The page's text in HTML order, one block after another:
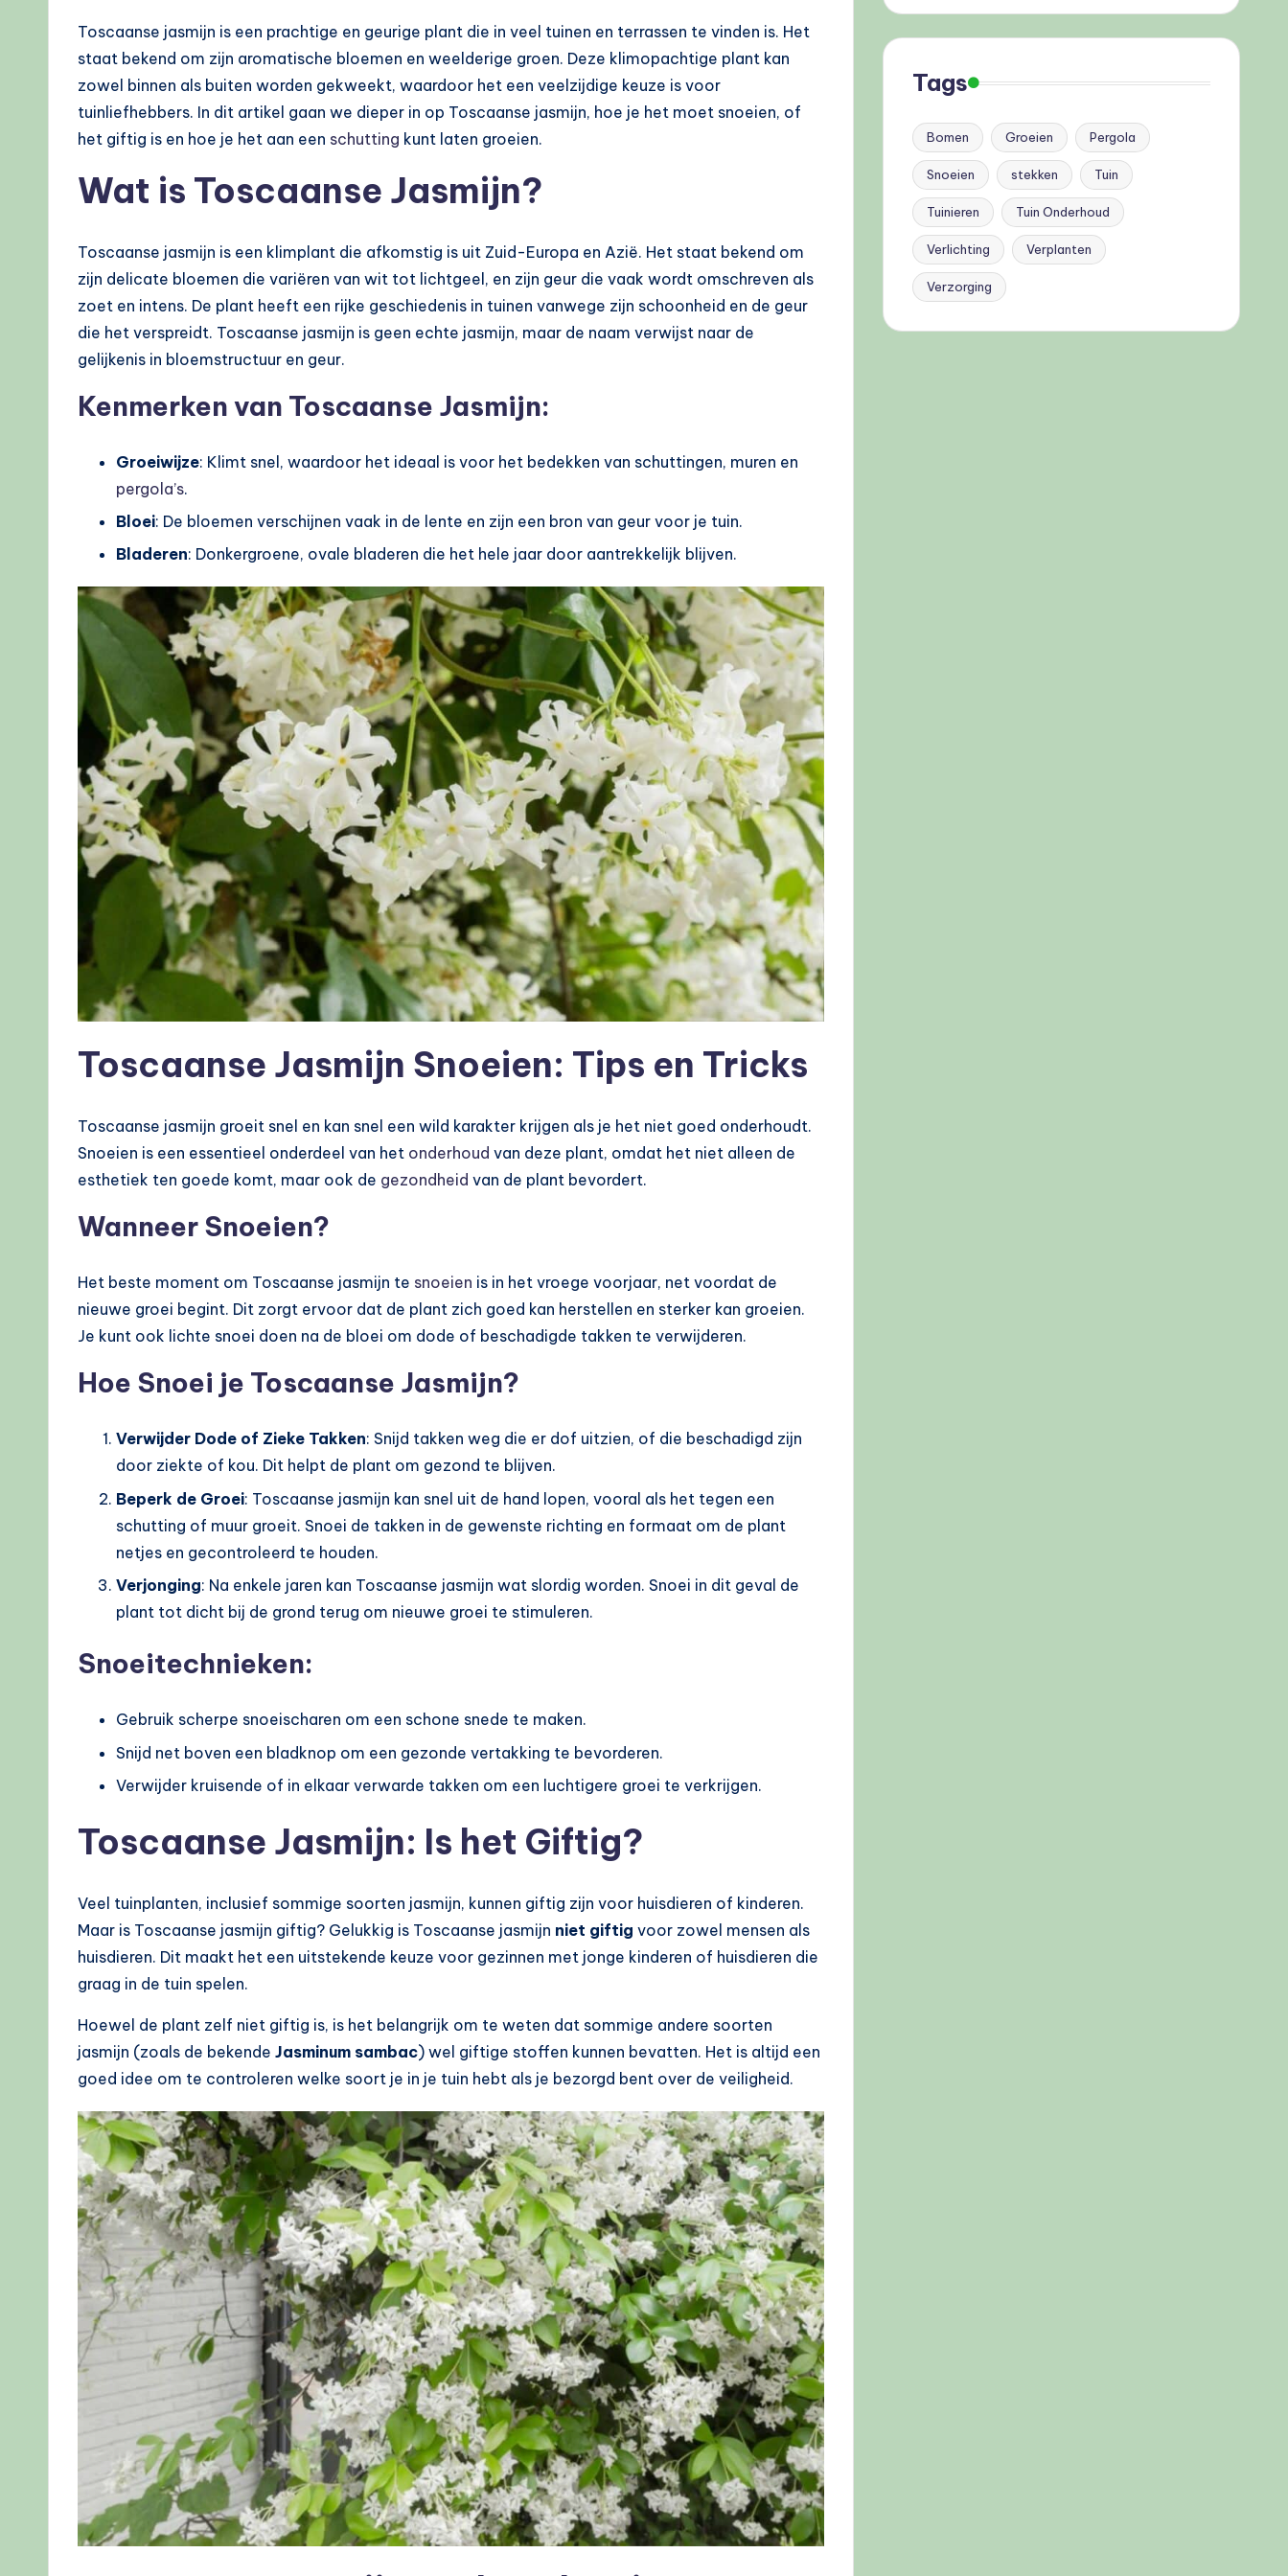
Toscaanse jasmijn is een prachtige en geurige plant die in veel tuinen en terrassen te vinden is. Het
staat bekend om zijn aromatische bloemen en weelderige groen. Deze klimopachtige plant kan
zowel binnen als buiten worden gekweekt, waardoor het een veelzijdige keuze is voor
tuinliefhebbers. In dit artikel gaan we dieper in op Toscaanse jasmijn, hoe je het moet snoeien, of
het giftig is en hoe je het aan een schutting kunt laten groeien.
Wat is Toscaanse Jasmijn?
Toscaanse jasmijn is een klimplant die afkomstig is uit Zuid-Europa en Azië. Het staat bekend om
zijn delicate bloemen die variëren van wit tot lichtgeel, en zijn geur die vaak wordt omschreven als
zoet en intens. De plant heeft een rijke geschiedenis in tuinen vanwege zijn schoonheid en de geur
die het verspreidt. Toscaanse jasmijn is geen echte jasmijn, maar de naam verwijst naar de
gelijkenis in bloemstructuur en geur.
Kenmerken van Toscaanse Jasmijn:
Groeiwijze: Klimt snel, waardoor het ideaal is voor het bedekken van schuttingen, muren en
pergola’s.
Bloei: De bloemen verschijnen vaak in de lente en zijn een bron van geur voor je tuin.
Bladeren: Donkergroene, ovale bladeren die het hele jaar door aantrekkelijk blijven.
Toscaanse Jasmijn Snoeien: Tips en Tricks
Toscaanse jasmijn groeit snel en kan snel een wild karakter krijgen als je het niet goed onderhoudt.
Snoeien is een essentieel onderdeel van het onderhoud van deze plant, omdat het niet alleen de
esthetiek ten goede komt, maar ook de gezondheid van de plant bevordert.
Wanneer Snoeien?
Het beste moment om Toscaanse jasmijn te snoeien is in het vroege voorjaar, net voordat de
nieuwe groei begint. Dit zorgt ervoor dat de plant zich goed kan herstellen en sterker kan groeien.
Je kunt ook lichte snoei doen na de bloei om dode of beschadigde takken te verwijderen.
Hoe Snoei je Toscaanse Jasmijn?
Verwijder Dode of Zieke Takken: Snijd takken weg die er dof uitzien, of die beschadigd zijn
door ziekte of kou. Dit helpt de plant om gezond te blijven.
Beperk de Groei: Toscaanse jasmijn kan snel uit de hand lopen, vooral als het tegen een
schutting of muur groeit. Snoei de takken in de gewenste richting en formaat om de plant
netjes en gecontroleerd te houden.
Verjonging: Na enkele jaren kan Toscaanse jasmijn wat slordig worden. Snoei in dit geval de
plant tot dicht bij de grond terug om nieuwe groei te stimuleren.
Snoeitechnieken:
Gebruik scherpe snoeischaren om een schone snede te maken.
Snijd net boven een bladknop om een gezonde vertakking te bevorderen.
Verwijder kruisende of in elkaar verwarde takken om een luchtigere groei te verkrijgen.
Toscaanse Jasmijn: Is het Giftig?
Veel tuinplanten, inclusief sommige soorten jasmijn, kunnen giftig zijn voor huisdieren of kinderen.
Maar is Toscaanse jasmijn giftig? Gelukkig is Toscaanse jasmijn niet giftig voor zowel mensen als
huisdieren. Dit maakt het een uitstekende keuze voor gezinnen met jonge kinderen of huisdieren die
graag in de tuin spelen.
Hoewel de plant zelf niet giftig is, is het belangrijk om te weten dat sommige andere soorten
jasmijn (zoals de bekende Jasminum sambac) wel giftige stoffen kunnen bevatten. Het is altijd een
goed idee om te controleren welke soort je in je tuin hebt als je bezorgd bent over de veiligheid.
Tags
Bomen Groeien Pergola
Snoeien stekken Tuin
Tuinieren Tuin Onderhoud
Verlichting Verplanten
Verzorging